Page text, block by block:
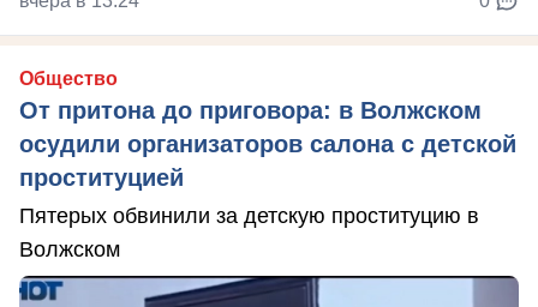
Общество
От притона до приговора: в Волжском
осудили организаторов салона с детской
проституцией
Пятерых обвинили за детскую проституцию в
Волжском